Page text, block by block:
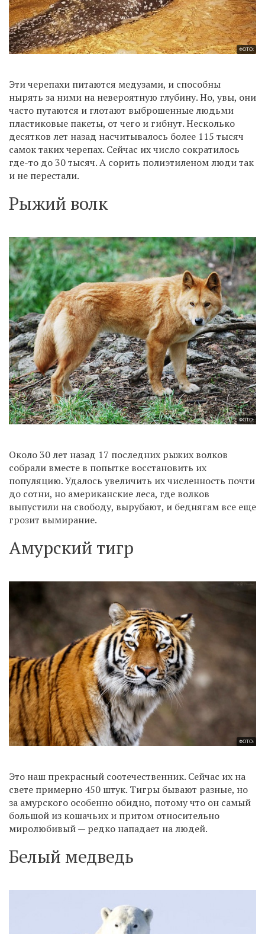
ФОТО:
Эти черепахи питаются медузами, и способны
нырять за ними на невероятную глубину. Но, увы, они
часто путаются и глотают выброшенные людьми
пластиковые пакеты, от чего и гибнут. Несколько
десятков лет назад насчитывалось более 115 тысяч
самок таких черепах. Сейчас их число сократилось
где-то до 30 тысяч. А сорить полиэтиленом люди так
и не перестали.
Рыжий волк
ФОТО:
Около 30 лет назад 17 последних рыжих волков
собрали вместе в попытке восстановить их
популяцию. Удалось увеличить их численность почти
до сотни, но американские леса, где волков
выпустили на свободу, вырубают, и беднягам все еще
грозит вымирание.
Амурский тигр
ФОТО:
Это наш прекрасный соотечественник. Сейчас их на
свете примерно 450 штук. Тигры бывают разные, но
за амурского особенно обидно, потому что он самый
большой из кошачьих и притом относительно
миролюбивый — редко нападает на людей.
Белый медведь